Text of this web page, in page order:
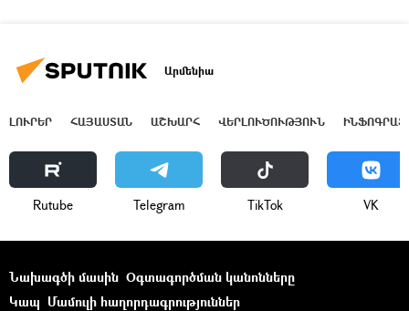
Արմենիա
ԼՈՒՐԵՐ ՀԱՅԱՍՏԱՆ ԱՇԽԱՐՀ ՎԵՐԼՈՒԾՈՒԹՅՈՒՆ
Rutube Telegram ТikТоk VK
Նախագծի մասին Օգտագործման կանոնները
Կապ Մամուլի հաղորդագրություններ